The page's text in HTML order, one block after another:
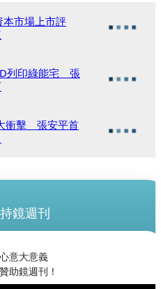
市場上市評
列印綠能宅 張
衝擊 張安平首
鏡週刊
意大意義
助鏡週刊！